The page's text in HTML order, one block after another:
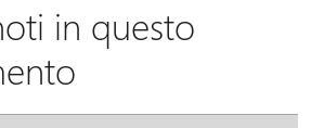
in questo